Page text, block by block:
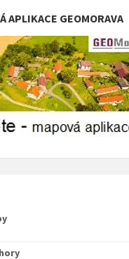
APLIKACE GEOMORAVA